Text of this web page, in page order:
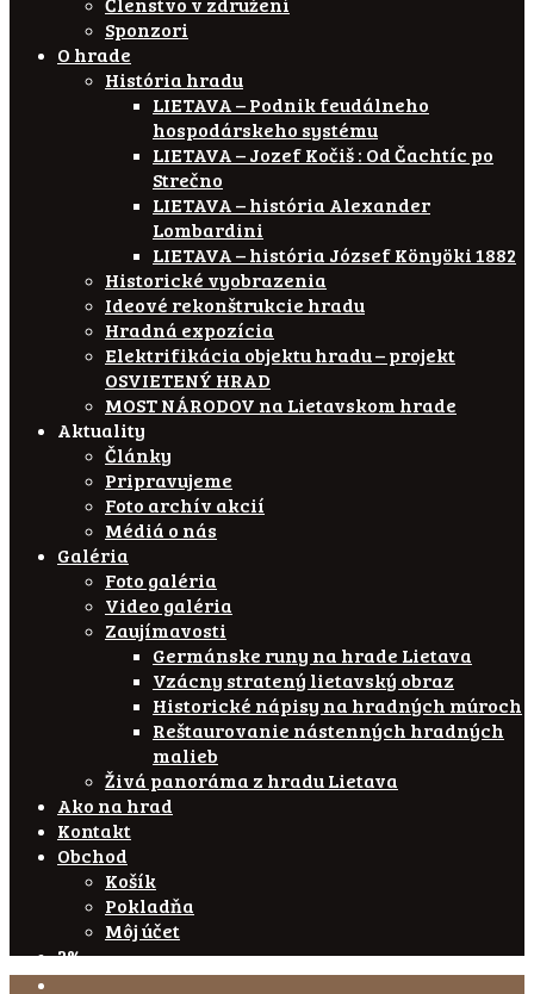
Sponzori
O hrade
História hradu
LIETAVA – Podnik feudálneho
hospodárskeho systému
LIETAVA – Jozef Kočiš : Od Čachtíc po
Strečno
LIETAVA – história Alexander
Lombardini
LIETAVA – história József Könyöki 1882
Historické vyobrazenia
Ideové rekonštrukcie hradu
Hradná expozícia
Elektrifikácia objektu hradu – projekt
OSVIETENÝ HRAD
MOST NÁRODOV na Lietavskom hrade
Aktuality
Články
Pripravujeme
Foto archív akcií
Médiá o nás
Galéria
Foto galéria
Video galéria
Zaujímavosti
Germánske runy na hrade Lietava
Vzácny stratený lietavský obraz
Historické nápisy na hradných múroch
Reštaurovanie nástenných hradných
malieb
Živá panoráma z hradu Lietava
Ako na hrad
Kontakt
Obchod
Košík
Pokladňa
Môj účet
2%